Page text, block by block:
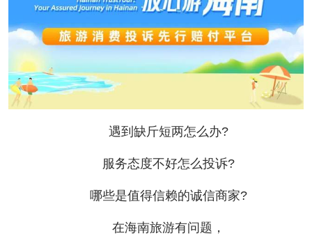
遇到缺斤短两怎么办?
服务态度不好怎么投诉?
哪些是值得信赖的诚信商家?
在海南旅游有问题，